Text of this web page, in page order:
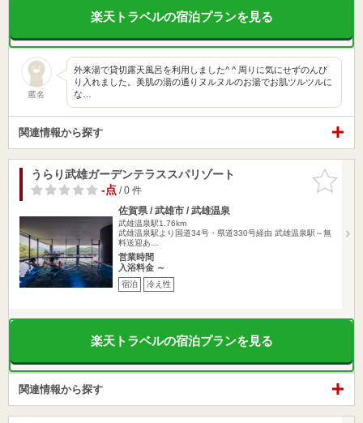
楽天トラベルの宿泊プランを見る
匿名
外来湯で貸切露天風呂を利用しました^ ^ 周りに気にせずのんび
り入れました。美肌の湯の通りヌルヌルのお湯でお肌ツルツルに
な…
関連情報から探す
お気に入
りに追加
うらり武雄ガーデンテラススパリゾート
-点/ 0 件
佐賀県 / 武雄市 / 武雄温泉
武雄温泉駅1.76km
武雄温泉駅より国道34号・県道330号経由 武雄温泉駅～無
料送迎あ…
営業時間
入浴料金 ～
宿泊 冷え性
楽天トラベルの宿泊プランを見る
関連情報から探す